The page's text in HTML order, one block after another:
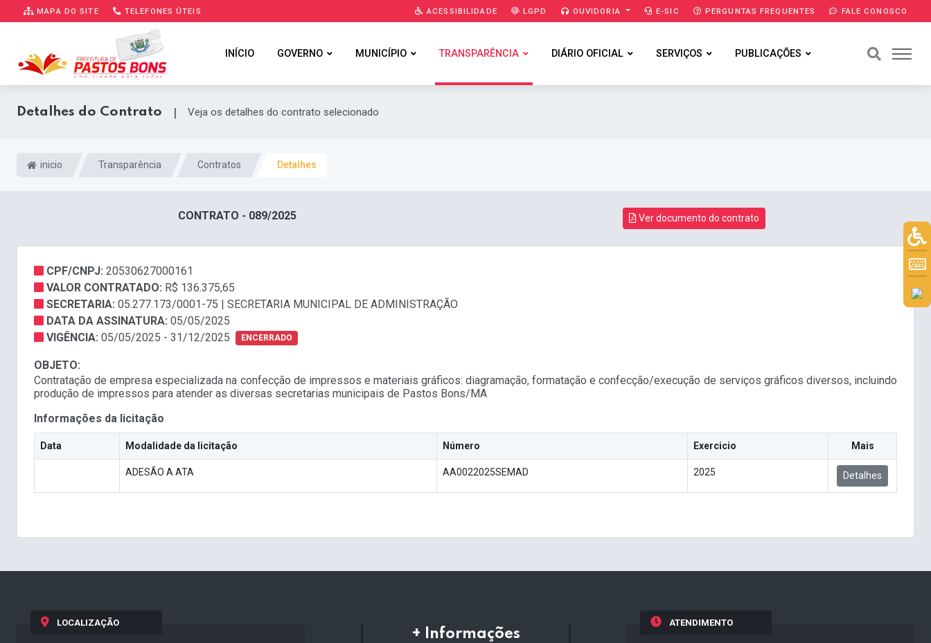
MAPA DO SITE TELEFONES ÚTEIS ACESSIBILIDADE LGPD OUVIDORIA E-SIC PERGUNTAS FREQUENTES FALE CONOSCO
INÍCIO GOVERNO MUNICÍPIO TRANSPARÊNCIA DIÁRIO OFICIAL SERVIÇOS PUBLICAÇÕES
Detalhes do Contrato | Veja os detalhes do contrato selecionado
inicio Transparência Contratos Detalhes
CONTRATO - 089/2025 Ver documento do contrato
CPF/CNPJ: 20530627000161
VALOR CONTRATADO: R$ 136.375,65
SECRETARIA: 05.277.173/0001-75 | SECRETARIA MUNICIPAL DE ADMINISTRAÇÃO
DATA DA ASSINATURA: 05/05/2025
VIGÊNCIA: 05/05/2025 - 31/12/2025 ENCERRADO
OBJETO:
Contratação de empresa especializada na confecção de impressos e materiais gráficos: diagramação, formatação e confecção/execução de serviços gráficos diversos, incluindo
produção de impressos para atender as diversas secretarias municipais de Pastos Bons/MA
Informações da licitação
Data Modalidade da licitação Número Exercicio Mais
ADESÃO A ATA AA0022025SEMAD 2025 Detalhes
LOCALIZAÇÃO
+ Informações
ATENDIMENTO